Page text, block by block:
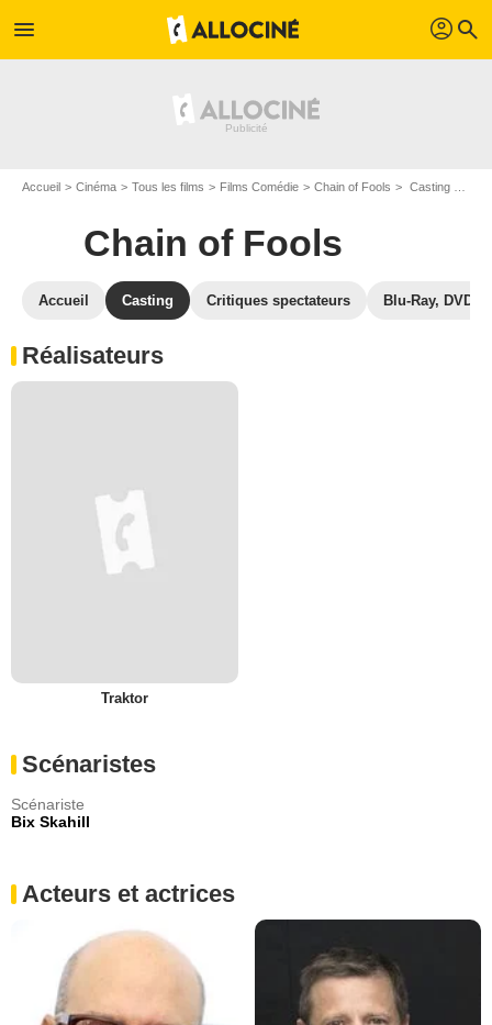
menu profil search
Accueil Cinéma Tous les films Films Comédie Chain of Fools Casting Chain of Fools
Chain of Fools
Accueil Casting Critiques spectateurs Blu-Ray, DVD
Réalisateurs
Traktor
Scénaristes
Scénariste
Bix Skahill
Acteurs et actrices